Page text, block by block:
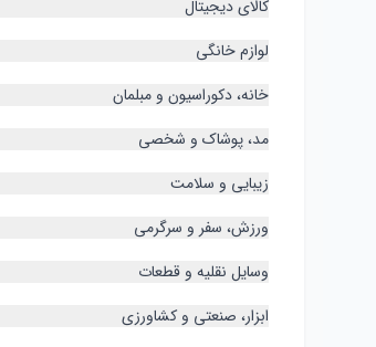
کالای دیجیتال
لوازم خانگی
خانه، دکوراسیون و مبلمان
مد، پوشاک و شخصی
زیبایی و سلامت
ورزش، سفر و سرگرمی
وسایل نقلیه و قطعات
ابزار، صنعتی و کشاورزی